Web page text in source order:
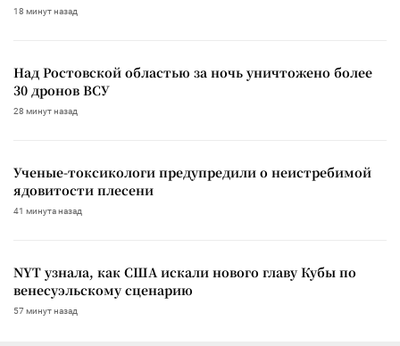
18 минут назад
Над Ростовской областью за ночь уничтожено более
30 дронов ВСУ
28 минут назад
Ученые-токсикологи предупредили о неистребимой
ядовитости плесени
41 минута назад
NYT узнала, как США искали нового главу Кубы по
венесуэльскому сценарию
57 минут назад